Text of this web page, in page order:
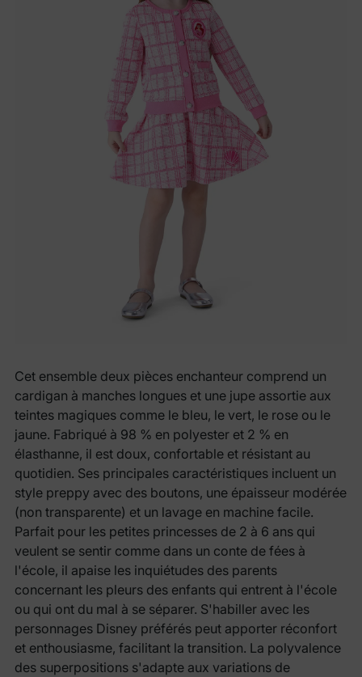
Cet ensemble deux pièces enchanteur comprend un
cardigan à manches longues et une jupe assortie aux
teintes magiques comme le bleu, le vert, le rose ou le
jaune. Fabriqué à 98 % en polyester et 2 % en
élasthanne, il est doux, confortable et résistant au
quotidien. Ses principales caractéristiques incluent un
style preppy avec des boutons, une épaisseur modérée
(non transparente) et un lavage en machine facile.
Parfait pour les petites princesses de 2 à 6 ans qui
veulent se sentir comme dans un conte de fées à
l'école, il apaise les inquiétudes des parents
concernant les pleurs des enfants qui entrent à l'école
ou qui ont du mal à se séparer. S'habiller avec les
personnages Disney préférés peut apporter réconfort
et enthousiasme, facilitant la transition. La polyvalence
des superpositions s'adapte aux variations de